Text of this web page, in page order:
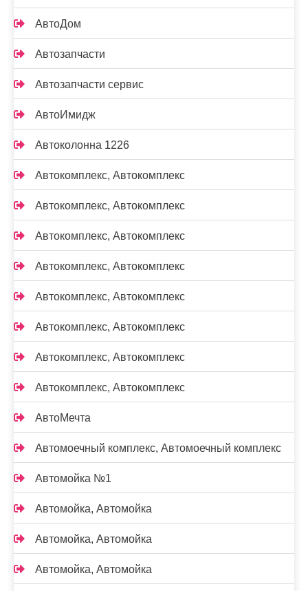
АвтоДом
Автозапчасти
Автозапчасти сервис
АвтоИмидж
Автоколонна 1226
Автокомплекс, Автокомплекс
Автокомплекс, Автокомплекс
Автокомплекс, Автокомплекс
Автокомплекс, Автокомплекс
Автокомплекс, Автокомплекс
Автокомплекс, Автокомплекс
Автокомплекс, Автокомплекс
Автокомплекс, Автокомплекс
АвтоМечта
Автомоечный комплекс, Автомоечный комплекс
Автомойка №1
Автомойка, Автомойка
Автомойка, Автомойка
Автомойка, Автомойка